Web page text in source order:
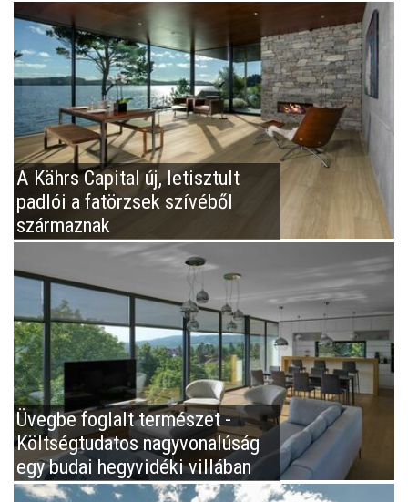
A Kährs Capital új, letisztult
padlói a fatörzsek szívéből
származnak
Üvegbe foglalt természet -
Költségtudatos nagyvonalúság
egy budai hegyvidéki villában